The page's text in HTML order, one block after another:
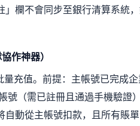
」欄不會同步至銀行清算系
作神器）
量充值。前提：主帳號已完成
號（需已註冊且通過手機驗
自動從主帳號扣款，且所有賬